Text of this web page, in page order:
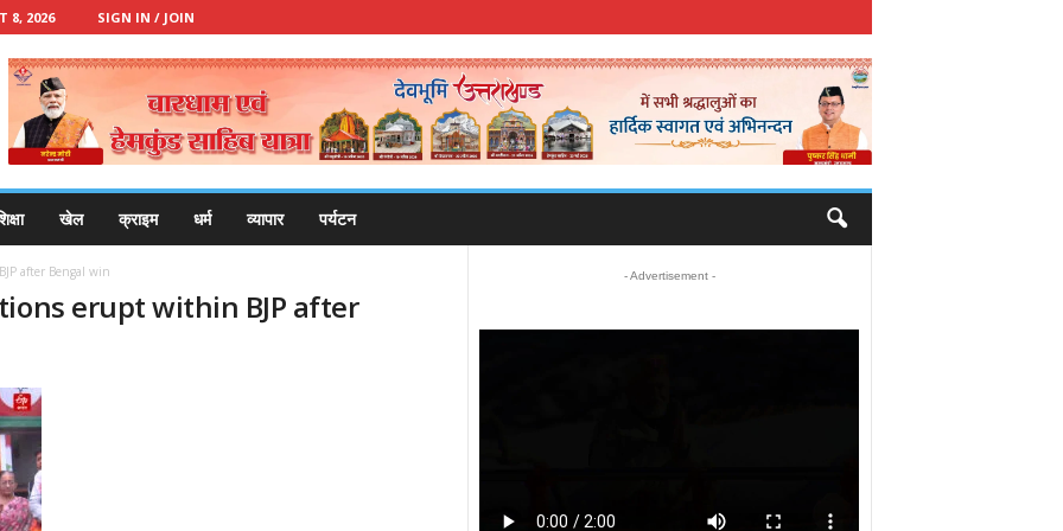
8, 2026 SIGN IN / JOIN
खेल क्राइम धर्म व्यापार पर्यटन
after Bengal win
erupt within BJP after
- Advertisement -